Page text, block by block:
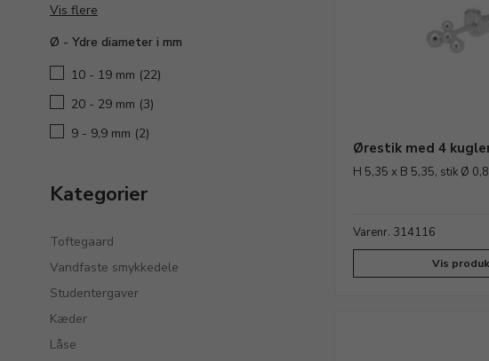
Vis flere
Ø - Ydre diameter i mm
10 - 19 mm (22)
20 - 29 mm (3)
9 - 9,9 mm (2)
Kategorier
Toftegaard
Vandfaste smykkedele
Studentergaver
Kæder
Låse
Ørestik med 4
H 5,35 x B 5,35, stik Ø
Varenr. 314116
Vis